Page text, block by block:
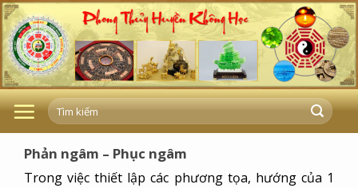
Skip
to
content
Phản ngâm – Phục ngâm
Trong việc thiết lập các phương tọa, hướng của 1